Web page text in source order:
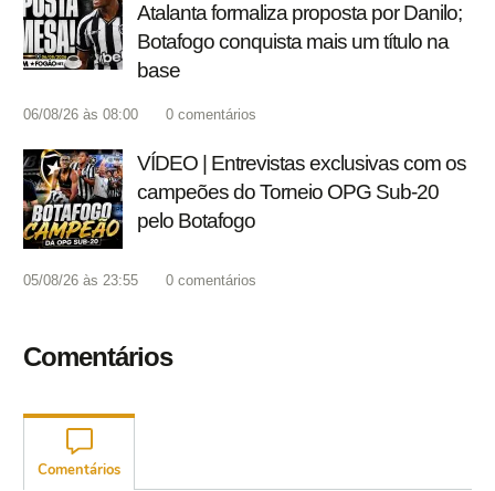
Atalanta formaliza proposta por Danilo;
Botafogo conquista mais um título na
base
06/08/26 às 08:00 0 comentários
VÍDEO | Entrevistas exclusivas com os
campeões do Torneio OPG Sub-20
pelo Botafogo
05/08/26 às 23:55 0 comentários
Comentários